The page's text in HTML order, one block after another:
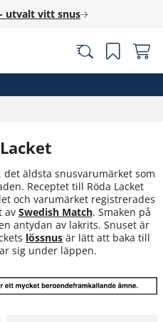
utvalt vitt snus
det äldsta snusvarumärket som
Receptet till Röda Lacket
och varumärket registrerades
av Swedish Match. Smaken på
antydan av lakrits. Snuset är
lössnus är lätt att baka till
sig under läppen.